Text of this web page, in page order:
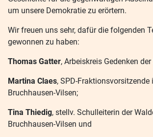
um unsere Demokratie zu erörtern.
Wir freuen uns sehr, dafür die folgenden
gewonnen zu haben:
Thomas Gatter, Arbeiskreis Gedenken
Martina Claes, SPD-Fraktionsvorsitzende
Bruchhausen-Vilsen;
Tina Thiedig, stellv. Schulleiterin der
Bruchhausen-Vilsen und